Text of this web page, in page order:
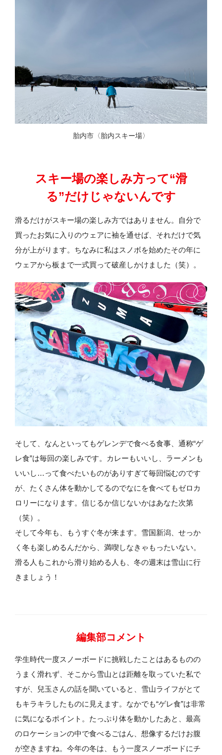
胎内市〈胎内スキー場〉
スキー場の楽しみ方って“滑
る”だけじゃないんです
滑るだけがスキー場の楽しみ方ではありません。自分で
買ったお気に入りのウェアに袖を通せば、それだけで気
分が上がります。ちなみに私はスノボを始めたその年に
ウェアから板まで一式買って破産しかけました（笑）。
そして、なんといってもゲレンデで食べる食事、通称“ゲ
レ食”は毎回の楽しみです。カレーもいいし、ラーメンも
いいし…って食べたいものがありすぎて毎回悩むのです
が、たくさん体を動かしてるのでなにを食べてもゼロカ
ロリーになります。信じるか信じないかはあなた次第
（笑）。
そして今年も、もうすぐ冬が来ます。雪国新潟、せっか
く冬も楽しめるんだから、満喫しなきゃもったいない。
滑る人もこれから滑り始める人も、冬の週末は雪山に行
きましょう！
編集部コメント
学生時代一度スノーボードに挑戦したことはあるものの
うまく滑れず、そこから雪山とは距離を取っていた私で
すが、兒玉さんの話を聞いていると、雪山ライフがとて
もキラキラしたものに見えます。なかでも“ゲレ食”は非常
に気になるポイント。たっぷり体を動かしたあと、最高
のロケーションの中で食べるごはん、想像するだけお腹
が空きますね。今年の冬は、もう一度スノーボードにチ